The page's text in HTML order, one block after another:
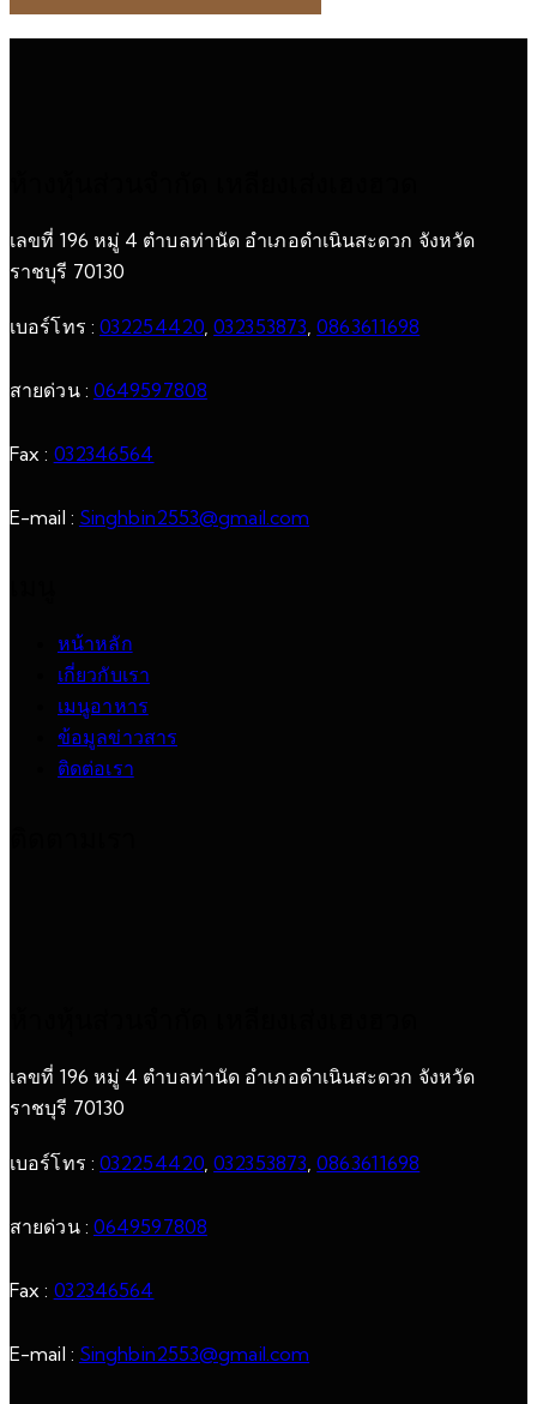
เลขที่ 196 หมู่ 4 ตำบลท่านัด อำเภอดำเนินสะดวก จังหวัด
ราชบุรี 70130
เบอร์โทร : 032254420,032353873,0863611698
สายด่วน : 0649597808
Fax : 032346564
E-mail : Singhbin2553@gmail.com
หน้าหลัก
เกี่ยวกับเรา
เมนูอาหาร
ข้อมูลข่าวสาร
ติดต่อเรา
เลขที่ 196 หมู่ 4 ตำบลท่านัด อำเภอดำเนินสะดวก จังหวัด
ราชบุรี 70130
เบอร์โทร : 032254420,032353873,0863611698
สายด่วน : 0649597808
Fax : 032346564
E-mail : Singhbin2553@gmail.com